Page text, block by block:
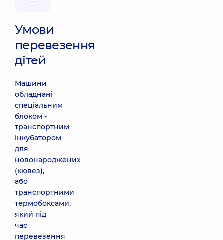
Умови
перевезення
дітей
Машини
обладнані
спеціальним
блоком -
транспортним
інкубатором
для
новонароджених
(кювез),
або
транспортними
термобоксами,
який під
час
перевезення